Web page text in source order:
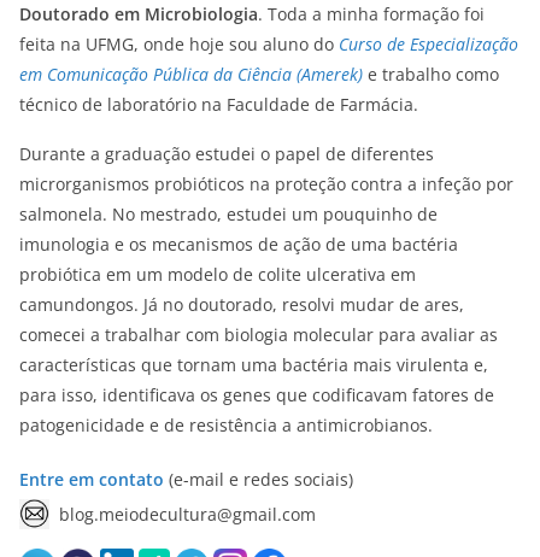
Doutorado em Microbiologia. Toda a minha formação foi
feita na UFMG, onde hoje sou aluno do Curso de Especialização
em Comunicação Pública da Ciência (Amerek) e trabalho como
técnico de laboratório na Faculdade de Farmácia.
Durante a graduação estudei o papel de diferentes
microrganismos probióticos na proteção contra a infeção por
salmonela. No mestrado, estudei um pouquinho de
imunologia e os mecanismos de ação de uma bactéria
probiótica em um modelo de colite ulcerativa em
camundongos. Já no doutorado, resolvi mudar de ares,
comecei a trabalhar com biologia molecular para avaliar as
características que tornam uma bactéria mais virulenta e,
para isso, identificava os genes que codificavam fatores de
patogenicidade e de resistência a antimicrobianos.
Entre em contato (e-mail e redes sociais)
blog.meiodecultura@gmail.com